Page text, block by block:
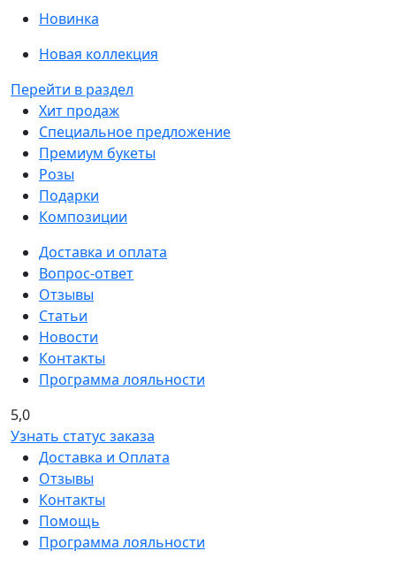
Новинка
Новая коллекция
Перейти в раздел
Хит продаж
Специальное предложение
Премиум букеты
Розы
Подарки
Композиции
Доставка и оплата
Вопрос-ответ
Отзывы
Статьи
Новости
Контакты
Программа лояльности
5,0
Узнать статус заказа
Доставка и Оплата
Отзывы
Контакты
Помощь
Программа лояльности